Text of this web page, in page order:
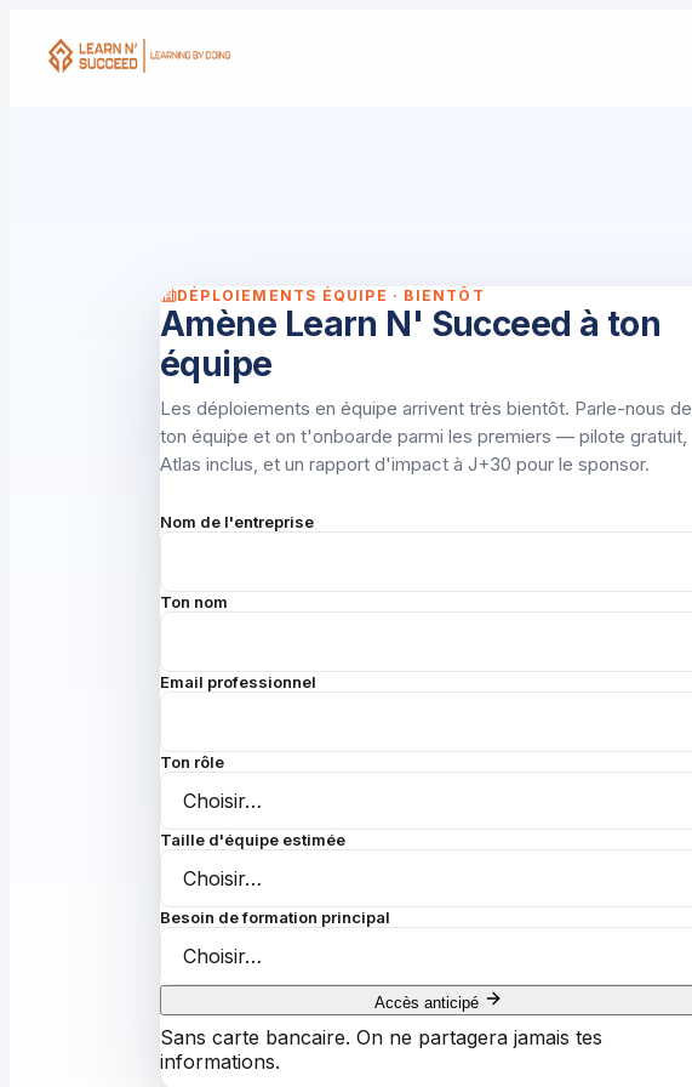
DÉPLOIEMENTS ÉQUIPE · BIENTÔT
Amène Learn N' Succeed à ton
équipe
Les déploiements en équipe arrivent très bientôt. Parle-nous de
ton équipe et on t'onboarde parmi les premiers — pilote gratuit,
Atlas inclus, et un rapport d'impact à J+30 pour le sponsor.
Nom de l'entreprise
Ton nom
Email professionnel
Ton rôle
Taille d'équipe estimée
Besoin de formation principal
Accès anticipé
Sans carte bancaire. On ne partagera jamais tes
informations.